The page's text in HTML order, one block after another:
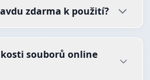
zdarma k použití?
souborů online